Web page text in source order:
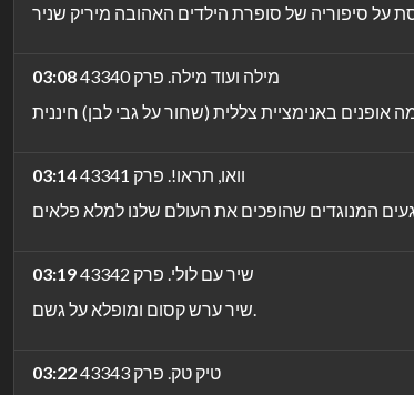
03:08
מילה ועוד מילה. פרק 43340
03:14
וואו, תראו!. פרק 43341
03:19
שיר עם לולי. פרק 43342
שיר ערש קסום ומופלא על גשם.
03:22
טיק טק. פרק 43343